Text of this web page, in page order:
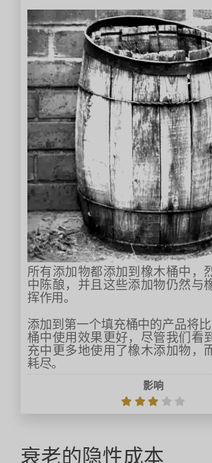
所有添加物都添加到橡木桶中，
中陈酿，并且这些添加物仍然与
挥作用。
添加到第一个填充桶中的产品将
桶中使用效果更好，尽管我们看
充中更多地使用了橡木添加物，
耗尽。
影响
衰老的隐性成本